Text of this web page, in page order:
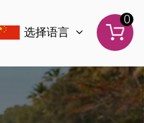
选择语言
0